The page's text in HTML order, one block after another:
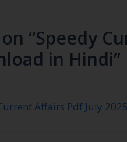
“Speedy
in Hindi”
Affairs Pdf July